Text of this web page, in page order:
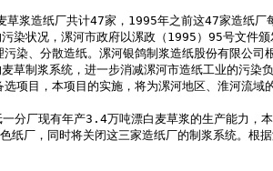
染状况，漯河市政府以漯政（1995）95号文
染、分散造纸。漯河银鸽制浆造纸股份有限公
草制浆系统，进一步消减漯河市造纸工业的污
项目，本项目的实施，将为漯河地区、淮河流域
厂，同时将关闭这三家造纸厂的制浆系统。根